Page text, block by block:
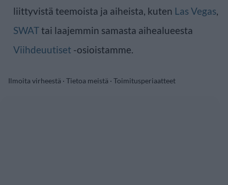
liittyvistä teemoista ja aiheista, kuten Las Vegas,
SWATtai laajemmin samasta aihealueesta
Viihdeuutiset -osioistamme.
Ilmoita virheestä · Tietoa meistä · Toimitusperiaatteet